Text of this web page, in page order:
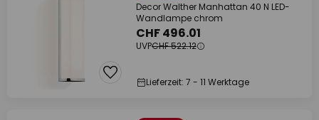
Decor Walther Manhattan 40 N LED-
Wandlampe chrom
CHF 496.01
UVPCHF 522.12
Lieferzeit: 7 - 11 Werktage